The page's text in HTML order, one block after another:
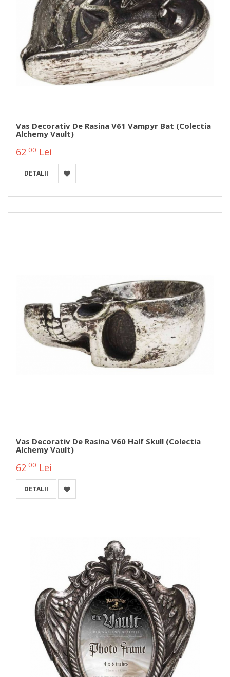
Vas Decorativ De Rasina V61 Vampyr Bat (Colectia
Alchemy Vault)
62 00 Lei
DETALII
Vas Decorativ De Rasina V60 Half Skull (Colectia
Alchemy Vault)
62 00 Lei
DETALII